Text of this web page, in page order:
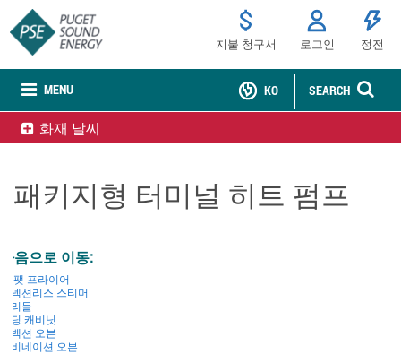
MENU
지불 청구서 로그인 정전
SEARCH
KO
화재 날씨
패키지형 터미널 히트 펌프
다음으로 이동:
딥 팻 프라이어
커넥션리스 스티머
그리들
홀딩 캐비닛
컨벡션 오븐
콤비네이션 오븐